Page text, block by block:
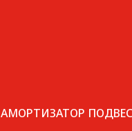
АМОРТИЗАТОР